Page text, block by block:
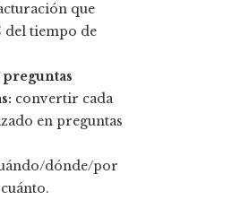
que
del tiempo de
convertir cada
en preguntas
dónde/por